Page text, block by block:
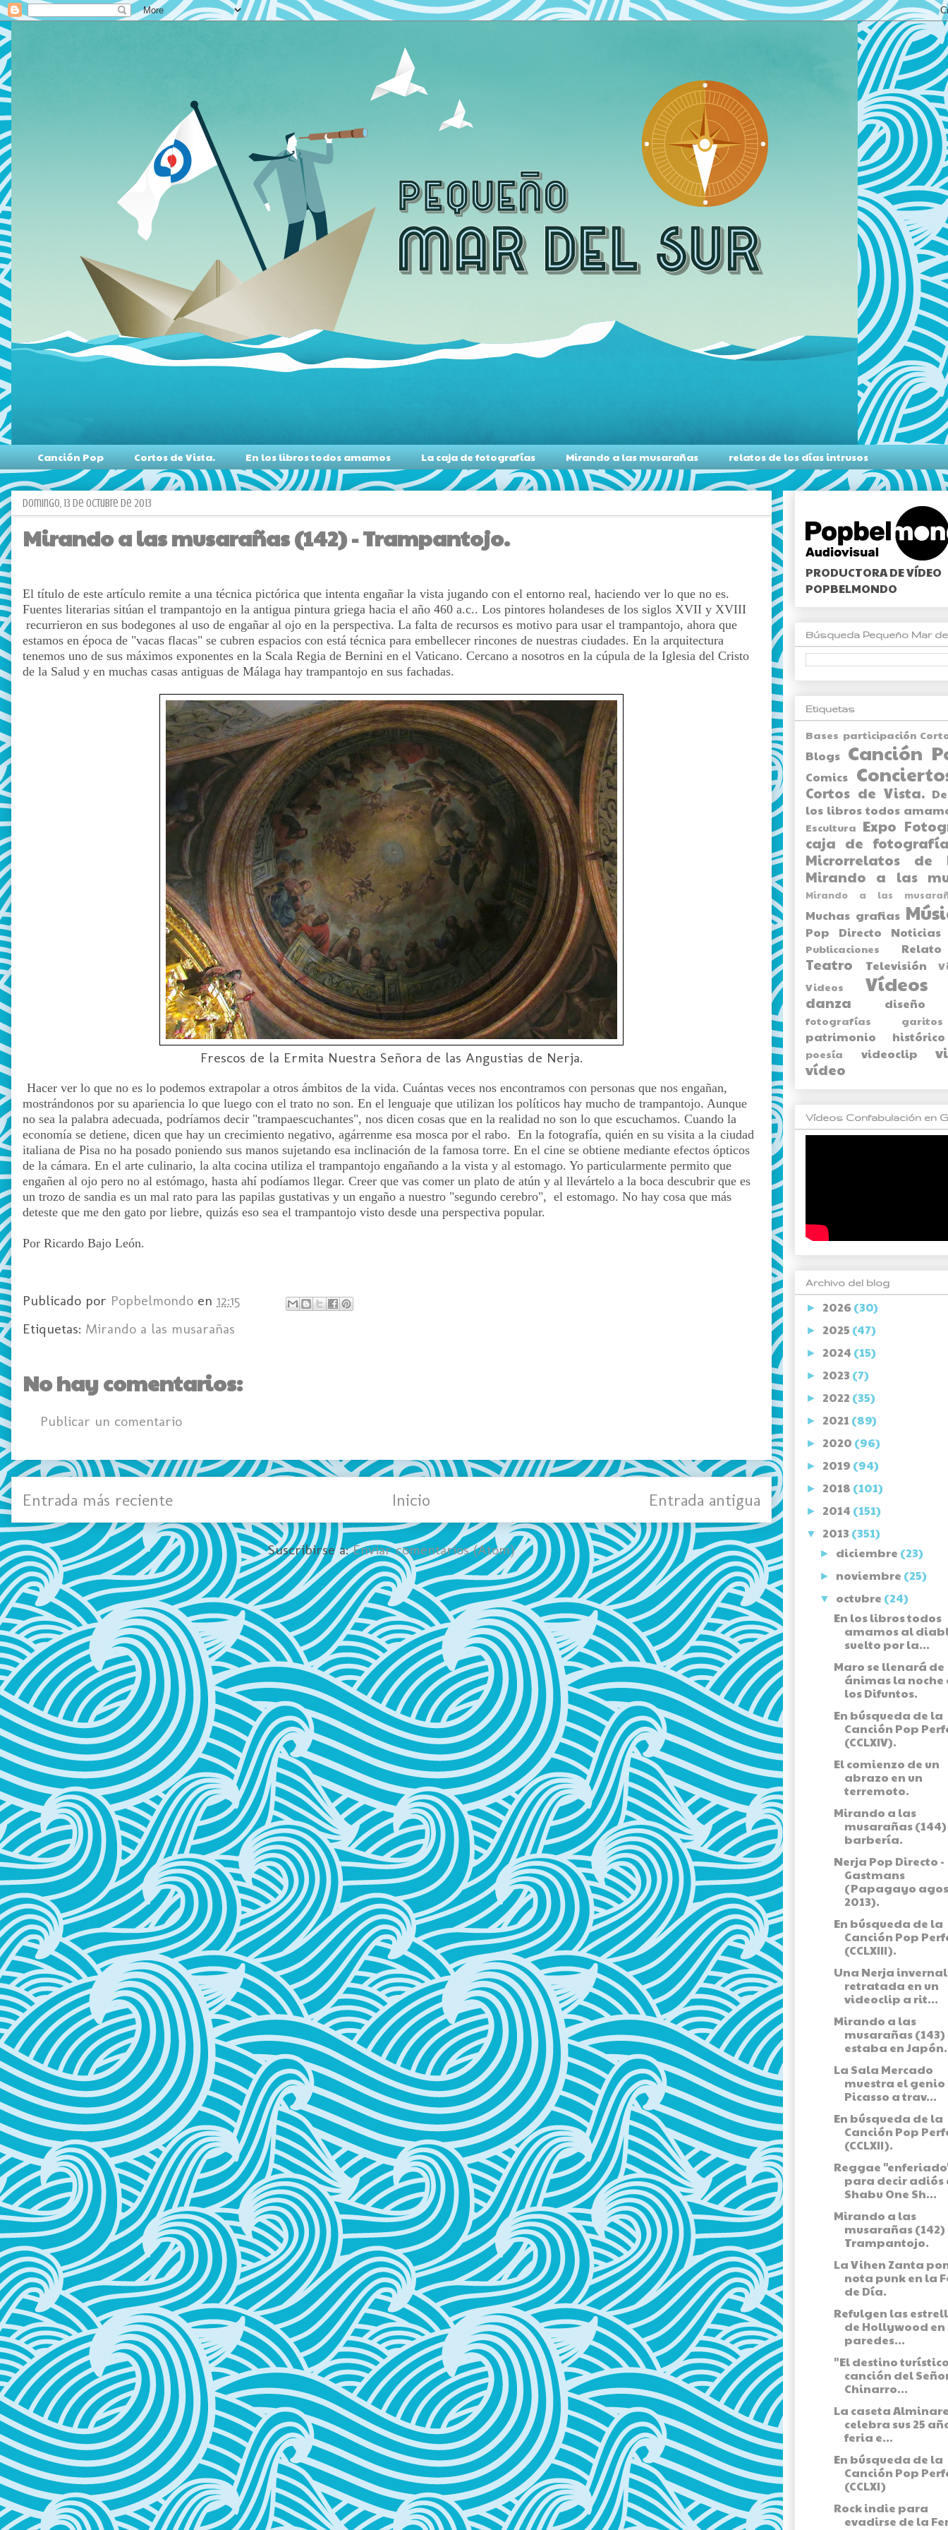
Canción Pop Cortos de Vista. En los libros todos amamos La caja de fotografías Mirando a las musarañas relatos de los días intrusos
domingo, 13 de octubre de 2013
Mirando a las musarañas (142) - Trampantojo.
El título de este artículo remite a una técnica pictórica que intenta engañar la vista jugando con el entorno real, haciendo ver lo que no es.
Fuentes literarias sitúan el trampantojo en la antigua pintura griega hacia el año 460 a.c.. Los pintores holandeses de los siglos XVII y XVIII
recurrieron en sus bodegones al uso de engañar al ojo en la perspectiva. La falta de recursos es motivo para usar el trampantojo, ahora que
estamos en época de "vacas flacas" se cubren espacios con está técnica para embellecer rincones de nuestras ciudades. En la arquitectura
tenemos uno de sus máximos exponentes en la Scala Regia de Bernini en el Vaticano. Cercano a nosotros en la cúpula de la Iglesia del Cristo
de la Salud y en muchas casas antiguas de Málaga hay trampantojo en sus fachadas.
Frescos de la Ermita Nuestra Señora de las Angustias de Nerja.
Hacer ver lo que no es lo podemos extrapolar a otros ámbitos de la vida. Cuántas veces nos encontramos con personas que nos engañan,
mostrándonos por su apariencia lo que luego con el trato no son. En el lenguaje que utilizan los políticos hay mucho de trampantojo. Aunque
no sea la palabra adecuada, podríamos decir "trampaescuchantes", nos dicen cosas que en la realidad no son lo que escuchamos. Cuando la
economía se detiene, dicen que hay un crecimiento negativo, agárrenme esa mosca por el rabo. En la fotografía, quién en su visita a la ciudad
italiana de Pisa no ha posado poniendo sus manos sujetando esa inclinación de la famosa torre. En el cine se obtiene mediante efectos ópticos
de la cámara. En el arte culinario, la alta cocina utiliza el trampantojo engañando a la vista y al estomago. Yo particularmente permito que
engañen al ojo pero no al estómago, hasta ahí podíamos llegar. Creer que vas comer un plato de atún y al llevártelo a la boca descubrir que es
un trozo de sandia es un mal rato para las papilas gustativas y un engaño a nuestro "segundo cerebro", el estomago. No hay cosa que más
deteste que me den gato por liebre, quizás eso sea el trampantojo visto desde una perspectiva popular.
Por Ricardo Bajo León.
Publicado por Popbelmondo en 12:15
Etiquetas: Mirando a las musarañas
No hay comentarios:
Publicar un comentario
Entrada más reciente Entrada antigua
Inicio
Suscribirse a:Enviar comentarios (Atom)
PRODUCTORA DE VÍDEO
POPBELMONDO
Búsqueda Pequeño Mar
Etiquetas
Bases participación
Blogs Canción
Comics
Cortos de Vista.
los libros todos
Escultura Expo
caja de
Microrrelatos de
Mirando a las
Mirando a las
Muchas grafias
Pop Directo Noticias
Publicaciones Relato
Teatro Televisión
Videos
Vídeos
danza diseño
fotografías garitos
patrimonio histórico
poesía videoclip
vídeo
Vídeos Confabulación en
Archivo del blog
► 2026 (30)
► 2025 (47)
► 2024 (15)
► 2023 (7)
► 2022 (35)
► 2021 (89)
► 2020 (96)
► 2019 (94)
► 2018 (101)
► 2014 (151)
▼ 2013 (351)
► diciembre (23)
► noviembre (25)
▼ octubre (24)
En los libros todos
amamos al
suelto por la...
Maro se llenará de
ánimas la noche
los Difuntos.
En búsqueda de la
Canción Pop
(CCLXIV).
El comienzo de un
abrazo en un
terremoto.
Mirando a las
musarañas (144)
barbería.
Nerja Pop Directo -
Gastmans
(Papagayo
2013).
En búsqueda de la
Canción Pop
(CCLXIII).
Una Nerja invernal
retratada en un
videoclip a rit...
Mirando a las
musarañas (143)
estaba en Japón.
La Sala Mercado
muestra el genio
Picasso a trav...
En búsqueda de la
Canción Pop
(CCLXII).
Reggae
para decir adiós
Shabu One Sh...
Mirando a las
musarañas (142)
Trampantojo.
La Vihen Zanta
nota punk en la
de Día.
Refulgen las
de Hollywood en
paredes...
"El destino
canción del
Chinarro...
La caseta
celebra sus 25
feria e...
En búsqueda de la
Canción Pop
(CCLXI)
Rock indie para
evadirse de la